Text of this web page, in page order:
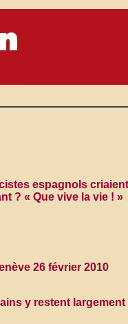
espagnols
? « Que vive la vie ! »
26 février 2010
y restent